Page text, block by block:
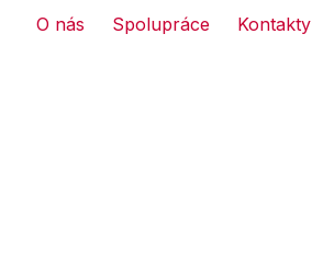
O nás Spolupráce Kontakty